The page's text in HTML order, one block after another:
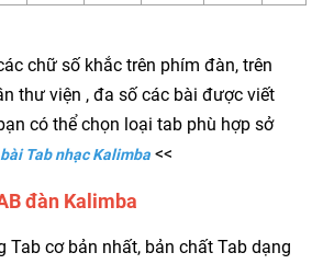
chữ số khắc trên phím đàn, trên
thư viện , đa số các bài được viết
có thể chọn loại tab phù hợp sở
Tab nhạc Kalimba <<
đàn Kalimba
Tab cơ bản nhất, bản chất Tab dạng